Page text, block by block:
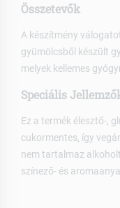
Összetevők
A készítmény
gyümölcsből készült
melyek kellemes
Speciális
Ez a termék élesztő-,
cukormentes, így
nem tartalmaz
színező- és